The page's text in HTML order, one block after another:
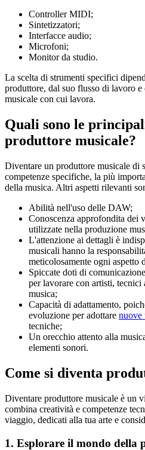
Controller MIDI;
Sintetizzatori;
Interfacce audio;
Microfoni;
Monitor da studio.
La scelta di strumenti specifici
produttore, dal suo flusso di lavoro
musicale con cui lavora.
Quali sono le
produttore musicale?
Diventare un produttore musicale di
competenze specifiche, la più
della musica. Altri aspetti rilevanti
Abilità nell'uso delle DAW;
Conoscenza approfondita dei
utilizzate nella produzione
L'attenzione ai dettagli è
musicali hanno la
meticolosamente ogni aspetto
Spiccate doti di
per lavorare con artisti,
musica;
Capacità di adattamento,
evoluzione per adottare nuove
tecniche;
Un orecchio attento alla
elementi sonori.
Come si diventa
Diventare produttore musicale è un
combina creatività e competenze
viaggio, dedicati alla tua arte e
1. Esplorare il mondo della